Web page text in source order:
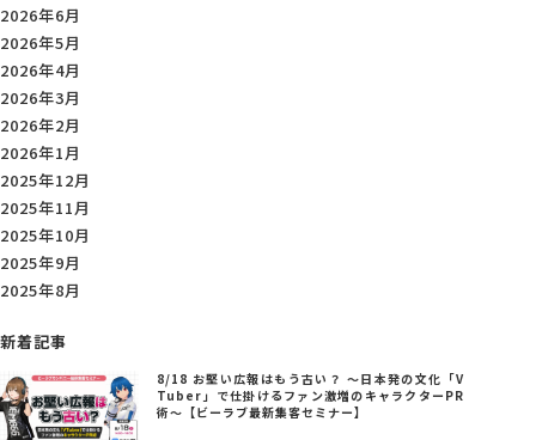
2026年6月
2026年5月
2026年4月
2026年3月
2026年2月
2026年1月
2025年12月
2025年11月
2025年10月
2025年9月
2025年8月
新着記事
8/18 お堅い広報はもう古い？ ～日本発の文化「V
Tuber」で仕掛けるファン激増のキャラクターPR
術～【ビーラブ最新集客セミナー】